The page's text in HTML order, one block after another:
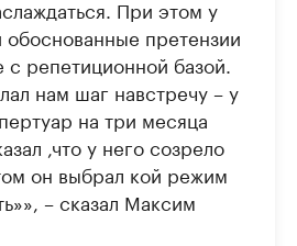
При этом у
обоснованные претензии
репетиционной базой.
нам шаг навстречу – у
на три месяца
,что у него созрело
он выбрал кой режим
– сказал Максим